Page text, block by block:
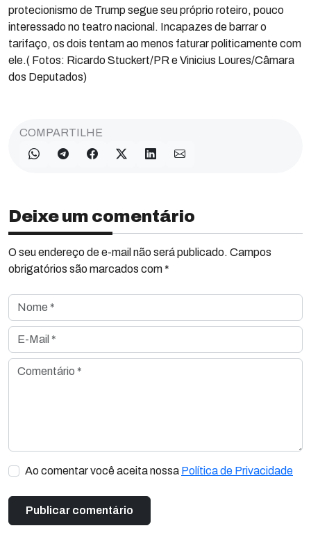
protecionismo de Trump segue seu próprio roteiro, pouco
interessado no teatro nacional. Incapazes de barrar o
tarifaço, os dois tentam ao menos faturar politicamente com
ele.( Fotos: Ricardo Stuckert/PR e Vinicius Loures/Câmara
dos Deputados)
COMPARTILHE
Deixe um comentário
O seu endereço de e-mail não será publicado. Campos
obrigatórios são marcados com *
Nome *
E-Mail *
Comentário *
Ao comentar você aceita nossa Política de Privacidade